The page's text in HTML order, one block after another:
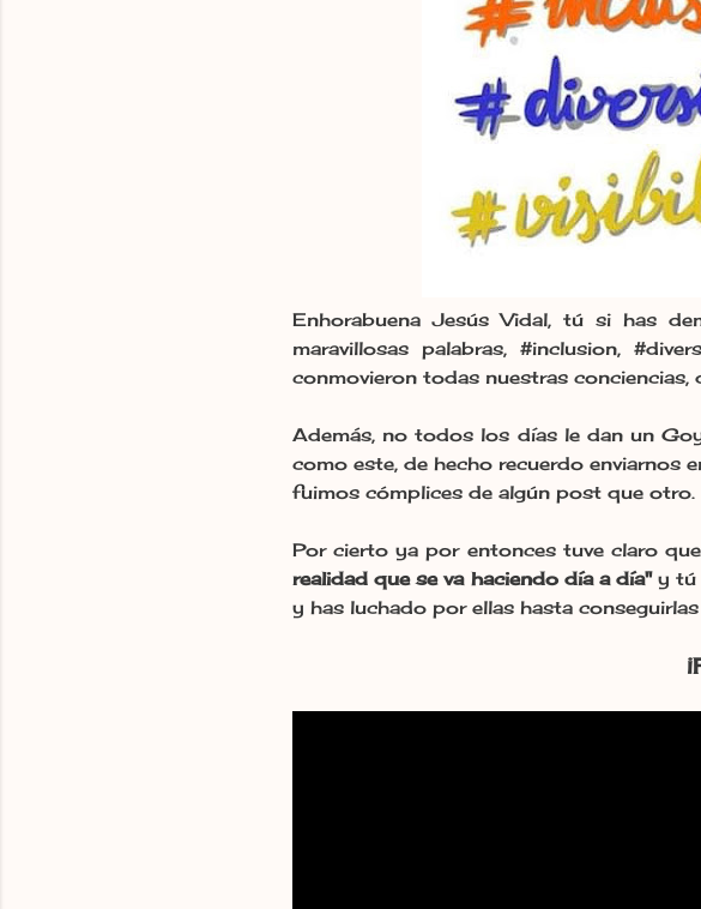
Enhorabuena Jesús Vidal, tú si has
maravillosas palabras, #inclusion,
conmovieron todas nuestras conciencias,
Además, no todos los días le dan un
como este, de hecho recuerdo enviarnos
fuimos cómplices de algún post que otro.
Por cierto ya por entonces tuve claro
realidad que se va haciendo día a día"y tú
y has luchado por ellas hasta